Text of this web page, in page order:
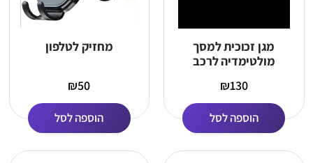
מגן זכוכית למסך
מולטימדיה לרכב
₪130
הוספה לסל
מחזיק לטלפון
₪50
הוספה לסל